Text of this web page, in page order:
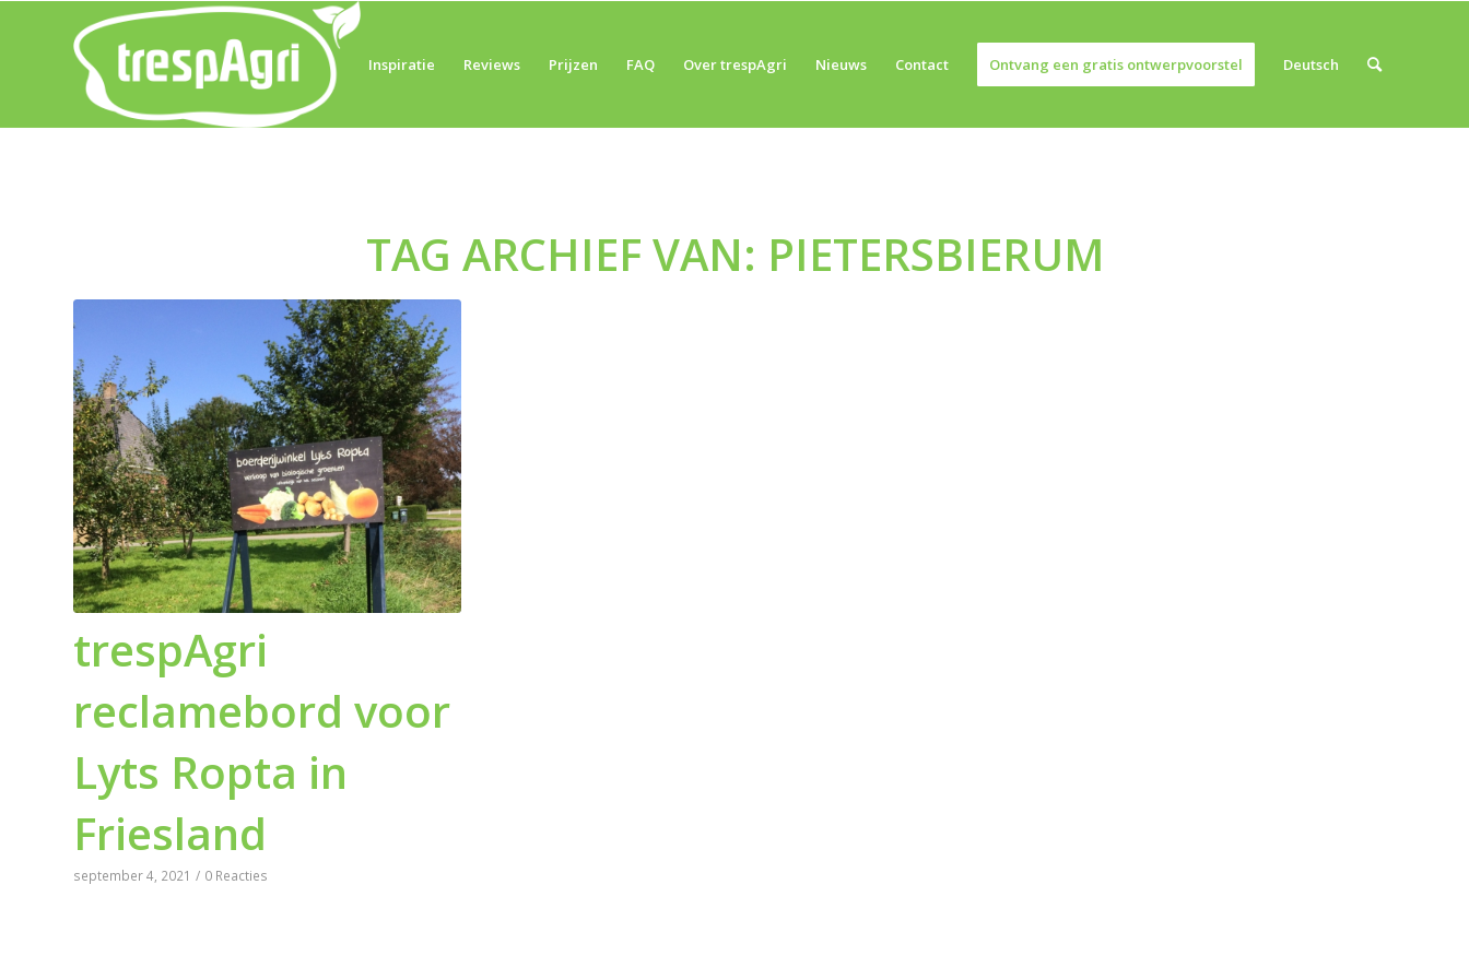
Inspiratie Reviews Prijzen FAQ Over trespAgri Nieuws Contact Ontvang een gratis ontwerpvoorstel Deutsch
TAG ARCHIEF VAN: PIETERSBIERUM
trespAgri
reclamebord voor
Lyts Ropta in
Friesland
september 4, 2021 / 0 Reacties